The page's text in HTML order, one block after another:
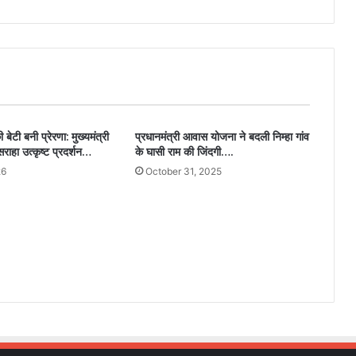
बनी प्रेरणा: मुख्यमंत्री
उत्कृष्ट प्रदर्शन…
प्रधानमंत्री आवास योजना ने बदली निम्हा गांव
के घासी राम की जिंदगी….
October 31, 2025